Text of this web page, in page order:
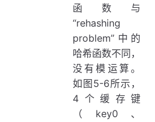
函数与
“rehashing
problem”中的
哈希函数不同，
没有模运算。
如图5-6所示，
4个缓存键
（key0、